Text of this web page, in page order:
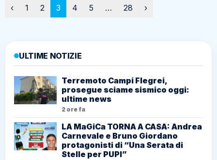
Paginazione
‹ 1 2 3 4 5 … 28 ›
ULTIME NOTIZIE
Terremoto Campi Flegrei,
prosegue sciame sismico oggi:
ultime news
2 ore fa
LA MaGiCa TORNA A CASA: Andrea
Carnevale e Bruno Giordano
protagonisti di “Una Serata di
Stelle per PUPI”